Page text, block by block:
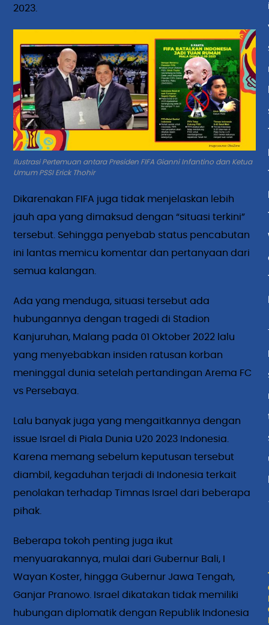
2023.
Ilustrasi Pertemuan antara Presiden FIFA Gianni Infantino dan Ketua
Umum PSSI Erick Thohir
Dikarenakan FIFA juga tidak menjelaskan lebih
jauh apa yang dimaksud dengan “situasi terkini”
tersebut. Sehingga penyebab status pencabutan
ini lantas memicu komentar dan pertanyaan dari
semua kalangan.
Ada yang menduga, situasi tersebut ada
hubungannya dengan tragedi di Stadion
Kanjuruhan, Malang pada 01 Oktober 2022 lalu
yang menyebabkan insiden ratusan korban
meninggal dunia setelah pertandingan Arema FC
vs Persebaya.
Lalu banyak juga yang mengaitkannya dengan
issue Israel di Piala Dunia U20 2023 Indonesia.
Karena memang sebelum keputusan tersebut
diambil, kegaduhan terjadi di Indonesia terkait
penolakan terhadap Timnas Israel dari beberapa
pihak.
Beberapa tokoh penting juga ikut
menyuarakannya, mulai dari Gubernur Bali, I
Wayan Koster, hingga Gubernur Jawa Tengah,
Ganjar Pranowo. Israel dikatakan tidak memiliki
hubungan diplomatik dengan Republik Indonesia